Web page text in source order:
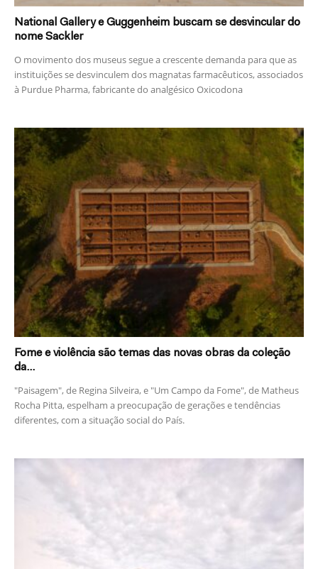
National Gallery e Guggenheim buscam se desvincular do
nome Sackler
O movimento dos museus segue a crescente demanda para que as
instituições se desvinculem dos magnatas farmacêuticos, associados
à Purdue Pharma, fabricante do analgésico Oxicodona
Fome e violência são temas das novas obras da coleção
da...
"Paisagem", de Regina Silveira, e "Um Campo da Fome", de Matheus
Rocha Pitta, espelham a preocupação de gerações e tendências
diferentes, com a situação social do País.